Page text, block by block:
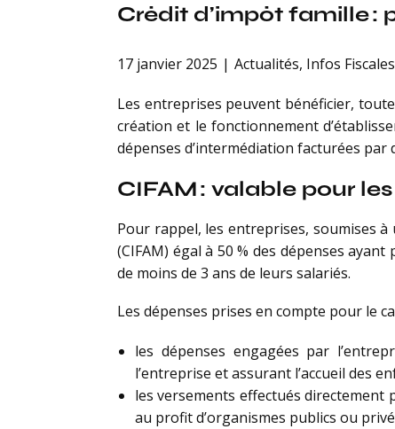
Crédit d’impôt famille :
17 janvier 2025 Actualités, Infos Fiscales
Les entreprises peuvent bénéficier,
création et le fonctionnement
dépenses d’intermédiation facturées par
CIFAM : valable pour
Pour rappel, les entreprises, soumises
(CIFAM) égal à 50 % des dépenses
de moins de 3 ans de leurs salariés.
Les dépenses prises en compte pour le
les dépenses engagées par
l’entreprise et assurant l’accueil des
les versements effectués directement
au profit d’organismes publics ou